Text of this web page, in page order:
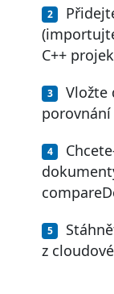
C++
Vložte
porovnání
z